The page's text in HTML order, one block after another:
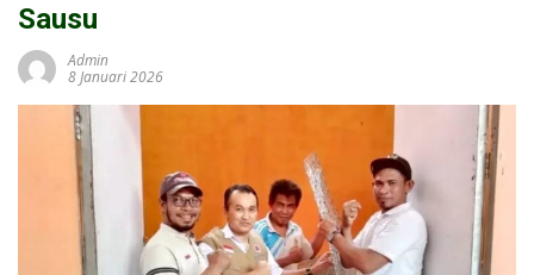
Sausu
Admin
8 Januari 2026